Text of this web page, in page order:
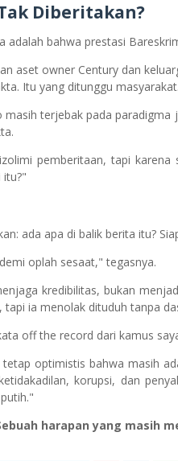
Diberitakan?
adalah bahwa prestasi
aset owner Century dan
Itu yang ditunggu
terjebak pada
pemberitaan, tapi
itu?"
ada apa di balik berita itu?
oplah sesaat," tegasnya.
kredibilitas, bukan
ia menolak dituduh tanpa
off the record dari kamus
optimistis bahwa masih
korupsi, dan
harapan yang masih